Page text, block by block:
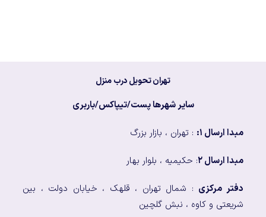
تهران تحویل درب منزل
سایر شهرها پست/تیپاکس/باربری
مبدا ارسال ۱: : تهران ، بازار بزرگ
مبدا ارسال ۲ : حکیمیه ، بلوار بهار
دفتر مرکزی : شمال تهران ، قلهک ، خیابان دولت ، بین
شریعتی و کاوه ، نبش گلچین